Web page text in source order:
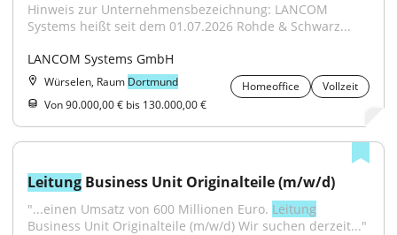
Hinweis zur Unternehmensbezeichnung: LANCOM
Systems heißt seit dem 01.07.2026 Rohde & Schwarz...
LANCOM Systems GmbH
Würselen, Raum Dortmund Homeoffice
Vollzeit
Von 90.000,00 € bis 130.000,00 €
Leitung Business Unit Originalteile (m/w/d)
"...einen Umsatz von 600 Millionen Euro. Leitung
Business Unit Originalteile (m/w/d) Wir suchen derzeit..."